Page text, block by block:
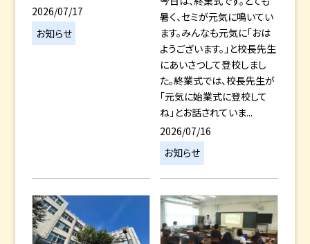
2026/07/17
お知らせ
暑く、セミが元気に鳴いてい
ます。みんなも元気に「おは
ようございます。」と校長先生
にあいさつして登校しまし
た。終業式では、校長先生が
「元気に始業式に登校して
ね」とお話されていま...
2026/07/16
お知らせ